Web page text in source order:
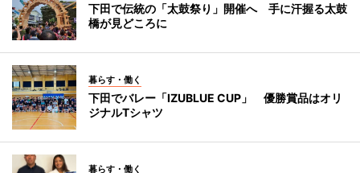
下田で伝統の「太鼓祭り」開催へ 手に汗握る太鼓
橋が見どころに
暮らす・働く
下田でバレー「IZUBLUE CUP」 優勝賞品はオリ
ジナルTシャツ
暮らす・働く